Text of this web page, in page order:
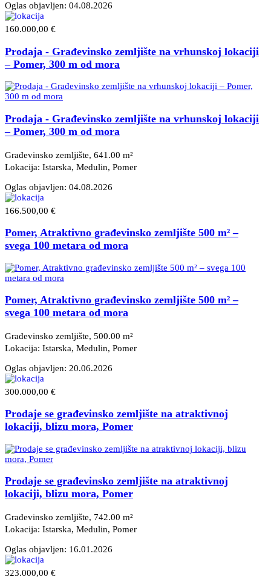
Oglas objavljen: 04.08.2026
160.000,00 €
Prodaja - Građevinsko zemljište na vrhunskoj lokaciji
– Pomer, 300 m od mora
Prodaja - Građevinsko zemljište na vrhunskoj lokaciji
– Pomer, 300 m od mora
Građevinsko zemljište, 641.00 m²
Lokacija: Istarska, Medulin, Pomer
Oglas objavljen: 04.08.2026
166.500,00 €
Pomer, Atraktivno građevinsko zemljište 500 m² –
svega 100 metara od mora
Pomer, Atraktivno građevinsko zemljište 500 m² –
svega 100 metara od mora
Građevinsko zemljište, 500.00 m²
Lokacija: Istarska, Medulin, Pomer
Oglas objavljen: 20.06.2026
300.000,00 €
Prodaje se građevinsko zemljište na atraktivnoj
lokaciji, blizu mora, Pomer
Prodaje se građevinsko zemljište na atraktivnoj
lokaciji, blizu mora, Pomer
Građevinsko zemljište, 742.00 m²
Lokacija: Istarska, Medulin, Pomer
Oglas objavljen: 16.01.2026
323.000,00 €